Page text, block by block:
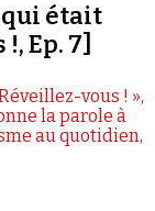
qui était
Ep. 7]
vous ! »,
la parole à
au quotidien,